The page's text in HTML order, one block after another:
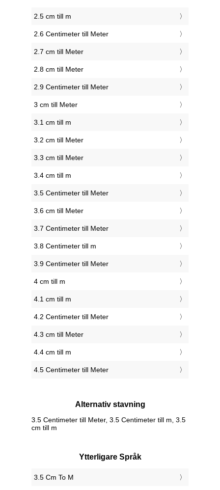
2.5 cm till m
2.6 Centimeter till Meter
2.7 cm till Meter
2.8 cm till Meter
2.9 Centimeter till Meter
3 cm till Meter
3.1 cm till m
3.2 cm till Meter
3.3 cm till Meter
3.4 cm till m
3.5 Centimeter till Meter
3.6 cm till Meter
3.7 Centimeter till Meter
3.8 Centimeter till m
3.9 Centimeter till Meter
4 cm till m
4.1 cm till m
4.2 Centimeter till Meter
4.3 cm till Meter
4.4 cm till m
4.5 Centimeter till Meter
Alternativ stavning
3.5 Centimeter till Meter, 3.5 Centimeter till m, 3.5
cm till m
Ytterligare Språk
‎3.5 Cm To M